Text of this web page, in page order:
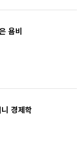
욤비
경제학